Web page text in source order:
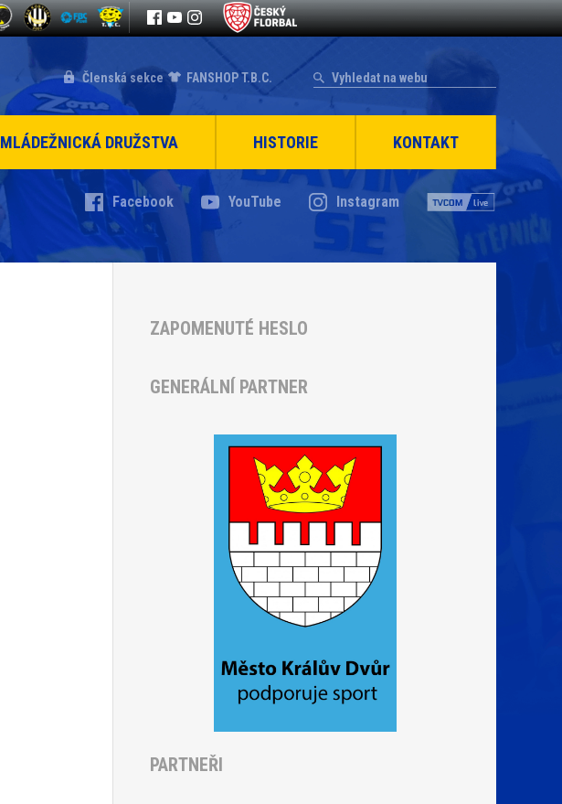
Členská sekce FANSHOP T.B.C.
MLÁDEŽNICKÁ DRUŽSTVA HISTORIE KONTAKT
Facebook YouTube Instagram
ZAPOMENUTÉ HESLO
GENERÁLNÍ PARTNER
PARTNEŘI